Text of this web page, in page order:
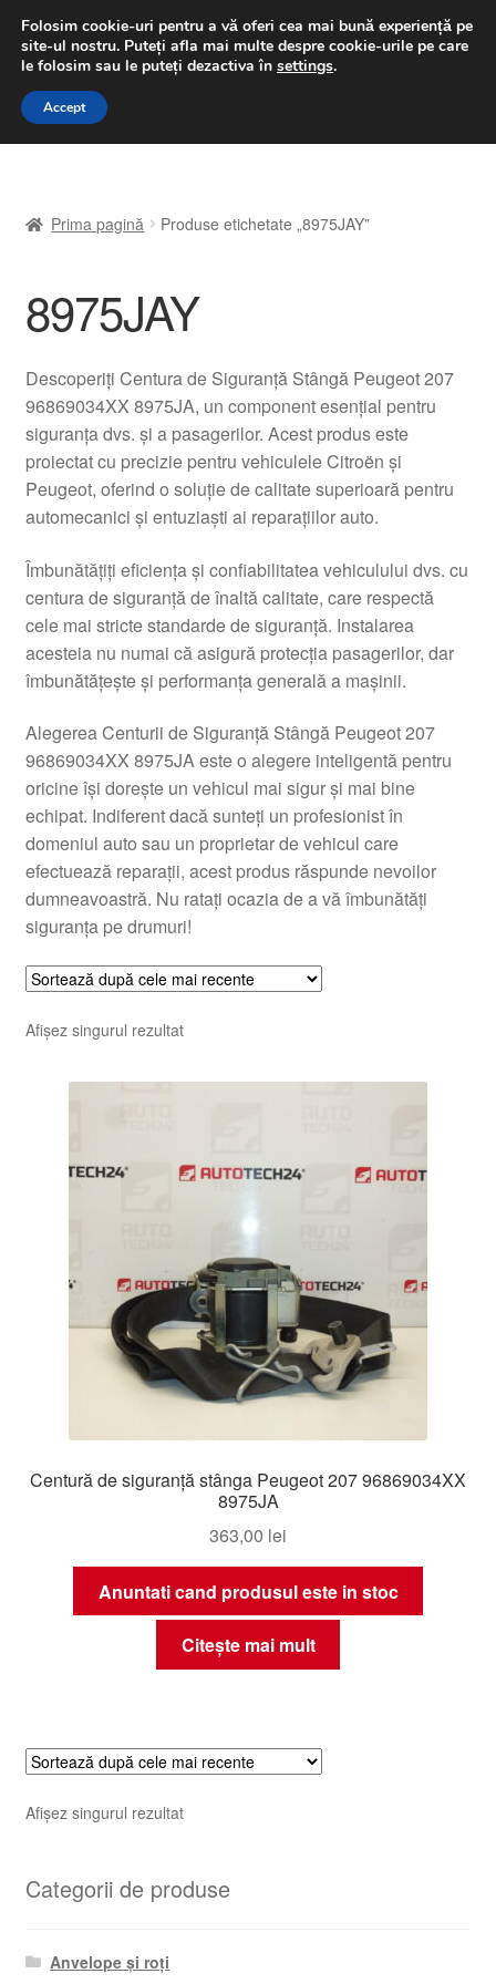
LIVRARE de la 33 lei
luni-vineri 9 a.m. - 4 p.m.031 229 6816
Sari
Sari
A lua legatura
Contul meu
Despre noi
Finalizare comandă
Livrare în toată lumea
Plângere
Politică de confidențialitate
Procedura de reclamație
Termeni si conditii
Prima pagină Produse etichetate „8975JAY”
8975JAY
Descoperiți Centura de Siguranță Stângă Peugeot 207
96869034XX 8975JA, un component esențial pentru
siguranța dvs. și a pasagerilor. Acest produs este
proiectat cu precizie pentru vehiculele Citroën și
Peugeot, oferind o soluție de calitate superioară pentru
automecanici și entuziaști ai reparațiilor auto.
Îmbunătățiți eficiența și confiabilitatea vehiculului dvs. cu
centura de siguranță de înaltă calitate, care respectă
cele mai stricte standarde de siguranță. Instalarea
acesteia nu numai că asigură protecția pasagerilor, dar
îmbunătățește și performanța generală a mașinii.
Alegerea Centurii de Siguranță Stângă Peugeot 207
96869034XX 8975JA este o alegere inteligentă pentru
oricine își dorește un vehicul mai sigur și mai bine
echipat. Indiferent dacă sunteți un profesionist în
domeniul auto sau un proprietar de vehicul care
efectuează reparații, acest produs răspunde nevoilor
dumneavoastră. Nu ratați ocazia de a vă îmbunătăți
siguranța pe drumuri!
Afișez singurul rezultat
Centură de siguranță stânga Peugeot 207 96869034XX
8975JA
363,00 lei
Anuntati cand produsul este in stoc
Citește mai mult
Afișez singurul rezultat
Categorii de produse
Anvelope și roți
Folosim cookie-uri pentru a vă oferi cea mai bună experiență pe
site-ul nostru. Puteți afla mai multe despre cookie-urile pe care
le folosim sau le puteți dezactiva în settings.
Accept